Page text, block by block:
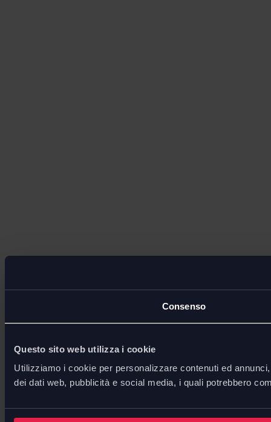
Consenso
Questo sito web utilizza i cookie
Utilizziamo i cookie per personalizzare contenuti ed
dei dati web, pubblicità e social media, i quali potrebbero